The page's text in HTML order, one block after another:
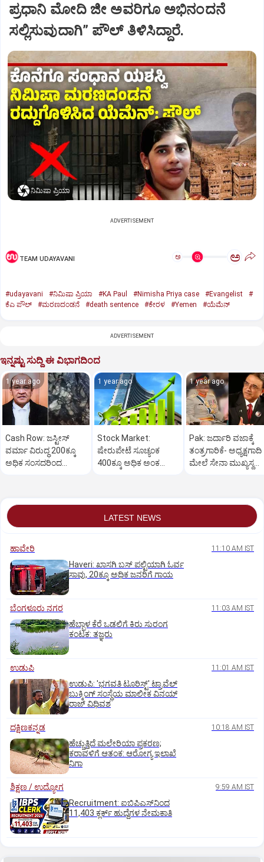
ಪ್ರಧಾನಿ ಮೋದಿ ಜೀ ಅವರಿಗೂ ಅಭಿನಂದನೆ
ಸಲ್ಲಿಸುವುದಾಗಿ” ಪೌಲ್‌ ತಿಳಿಸಿದ್ದಾರೆ.
ನಿಮಿಷಾ ಪ್ರಿಯಾ
ADVERTISEMENT
TEAM UDAYAVANI ಅ ಅ
#udayavani #ನಿಮಿಷಾ ಪ್ರಿಯಾ #KA Paul #Nimisha Priya case #Evangelist
#
ಕೆಎ ಪೌಲ್
#ಮರಣದಂಡನೆ #death sentence #ಕೇರಳ #Yemen #ಯೆಮೆನ್‌
ADVERTISEMENT
ಇನ್ನಷ್ಟು ಸುದ್ದಿ ಈ ವಿಭಾಗದಿಂದ
1 year ago
Cash Row: ಜಸ್ಟೀಸ್‌
ವರ್ಮಾ ವಿರುದ್ಧ 200ಕ್ಕೂ
ಅಧಿಕ ಸಂಸದರಿಂದ
1 year ago
Stock Market:
ಷೇರುಪೇಟೆ ಸೂಚ್ಯಂಕ
400ಕ್ಕೂ ಅಧಿಕ ಅಂಕ
1 year ago
Pak: ಜರ್ದಾರಿ ವಜಾಕ್ಕೆ
ತಂತ್ರಗಾರಿಕೆ- ಅಧ್ಯಕ್ಷಗಾದಿ
ಮೇಲೆ ಸೇನಾ ಮುಖ್ಯಸ್ಥ
LATEST NEWS
ಹಾವೇರಿ 11:10 AM IST
Haveri: ಖಾಸಗಿ ಬಸ್ ಪಲ್ಟಿಯಾಗಿ ಓರ್ವ
ಸಾವು, 20ಕ್ಕೂ ಅಧಿಕ ಜನರಿಗೆ ಗಾಯ
ಬೆಂಗಳೂರು ನಗರ 11:03 AM IST
ಹೆಬ್ಬಾಳ ಕೆರೆ ಒಡಲಿಗೆ ಕಿರು ಸುರಂಗ
ಕಂಟಕ: ತಜ್ಞರು
ಉಡುಪಿ 11:01 AM IST
ಉಡುಪಿ: 'ಭಗವತಿ ಟೂರಿಸ್ಟ್' ಟ್ರಾವೆಲ್
ಬುಕ್ಕಿಂಗ್ ಸಂಸ್ಥೆಯ ಮಾಲೀಕ ವಿನಯ್
ರಾಜ್ ವಿಧಿವಶ
ದಕ್ಷಿಣಕನ್ನಡ 10:18 AM IST
ಹೆಚ್ಚುತ್ತಿದೆ ಮಲೇರಿಯಾ ಪ್ರಕರಣ;
ಕರಾವಳಿಗೆ ಆತಂಕ: ಆರೋಗ್ಯ ಇಲಾಖೆ
ನಿಗಾ
ಶಿಕ್ಷಣ / ಉದ್ಯೋಗ 9:59 AM IST
Recruitment: ಐಬಿಪಿಎಸ್‌ನಿಂದ
11,403 ಕ್ಲರ್ಕ್‌ ಹುದ್ದೆಗಳ ನೇಮಕಾತಿ